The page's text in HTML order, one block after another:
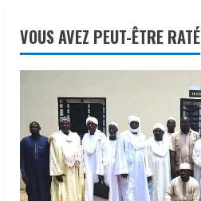
VOUS AVEZ PEUT-ÊTRE RATÉ